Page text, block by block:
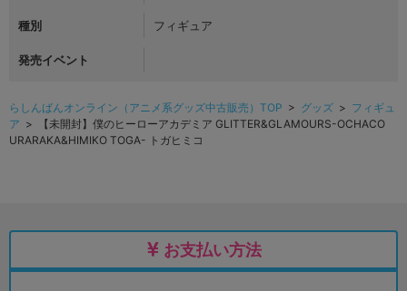
種別 フィギュア
発売イベント
らしんばんオンライン（アニメ系グッズ中古販売）TOP > グッズ > フィギュ
ア > 【未開封】僕のヒーローアカデミア GLITTER&GLAMOURS-OCHACO
URARAKA&HIMIKO TOGA- トガヒミコ
お支払い方法